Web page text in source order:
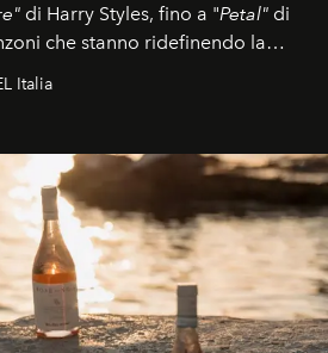
di Harry Styles, fino a "Petal" di
che stanno ridefinendo la
Italia